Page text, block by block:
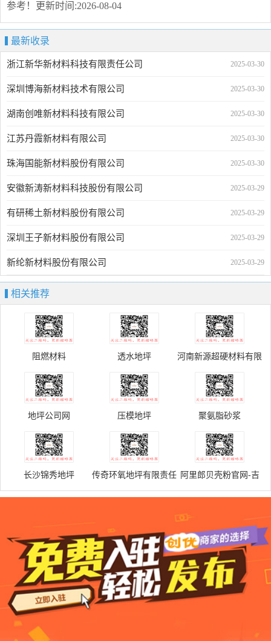
参考！ 更新时间:2026-08-04
最新收录
2025-03-30
浙江新华新材料科技有限责任公司
2025-03-30
深圳博海新材料技术有限公司
2025-03-30
湖南创唯新材料科技有限公司
2025-03-30
江苏丹霞新材料有限公司
2025-03-30
珠海国能新材料股份有限公司
2025-03-29
安徽新涛新材料科技股份有限公司
2025-03-29
有研稀土新材料股份有限公司
2025-03-29
深圳王子新材料股份有限公司
2025-03-29
新纶新材料股份有限公司
相关推荐
阻燃材料 透水地坪 河南新源超硬材料有限
公司
地坪公司网 压模地坪 聚氨脂砂浆
长沙锦秀地坪 传奇环氧地坪有限责任 阿里郎贝壳粉官网-吉
料有限公司